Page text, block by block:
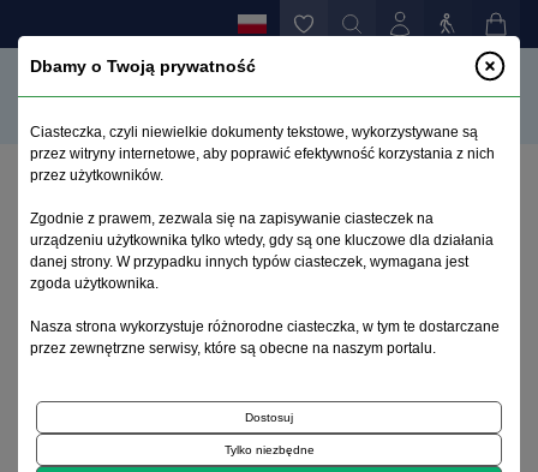
Refleksje nad psychiatrią XX wieku
Archiwum 1992–2014
Psychiatria dwudziestego wieku
Dbamy o Twoją prywatność
Ciasteczka, czyli niewielkie dokumenty tekstowe, wykorzystywane są
przez witryny internetowe, aby poprawić efektywność korzystania z nich
przez użytkowników.
Zgodnie z prawem, zezwala się na zapisywanie ciasteczek na
urządzeniu użytkownika tylko wtedy, gdy są one kluczowe dla działania
danej strony. W przypadku innych typów ciasteczek, wymagana jest
zgoda użytkownika.
Nasza strona wykorzystuje różnorodne ciasteczka, w tym te dostarczane
przez zewnętrzne serwisy, które są obecne na naszym portalu.
Dostosuj
Tylko niezbędne